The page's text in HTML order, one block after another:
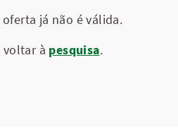
já não é válida.
voltar à pesquisa.